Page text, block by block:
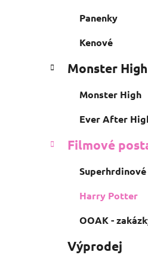
Panenky
Kenové
Monster High
Monster High
Ever After
Filmové
Superhrdinové
Harry Potter
OOAK -
Výprodej